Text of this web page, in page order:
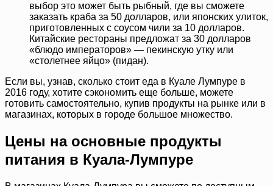
выбор это может быть рыбный, где вы сможете
заказать краба за 50 долларов, или японских улиток,
приготовленных с соусом чили за 10 долларов.
Китайские рестораны предложат за 30 долларов
«блюдо императоров» — пекинскую утку или
«столетнее яйцо» (пидан).
Если вы, узнав, сколько стоит еда в Куале Лумпуре в
2016 году, хотите сэкономить еще больше, можете
готовить самостоятельно, купив продукты на рынке или в
магазинах, которых в городе большое множество.
Цены на основные продукты
питания в Куала-Лумпуре